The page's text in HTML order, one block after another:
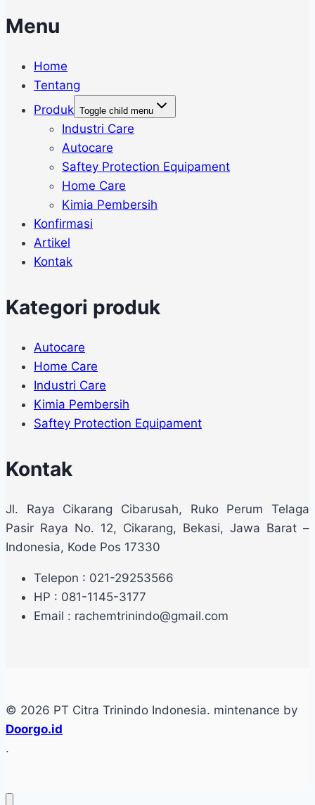
Menu
Home
Tentang
Produk Toggle child menu
Industri Care
Autocare
Saftey Protection Equipament
Home Care
Kimia Pembersih
Konfirmasi
Artikel
Kontak
Kategori produk
Autocare
Home Care
Industri Care
Kimia Pembersih
Saftey Protection Equipament
Kontak
Jl. Raya Cikarang Cibarusah, Ruko Perum Telaga
Pasir Raya No. 12, Cikarang, Bekasi, Jawa Barat –
Indonesia, Kode Pos 17330
Telepon : 021-29253566
HP : 081-1145-3177
Email : rachemtrinindo@gmail.com
© 2026 PT Citra Trinindo Indonesia. mintenance by
Doorgo.id
.